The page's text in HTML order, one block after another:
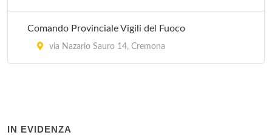
Comando Provinciale Vigili del Fuoco
via Nazario Sauro 14, Cremona
IN EVIDENZA